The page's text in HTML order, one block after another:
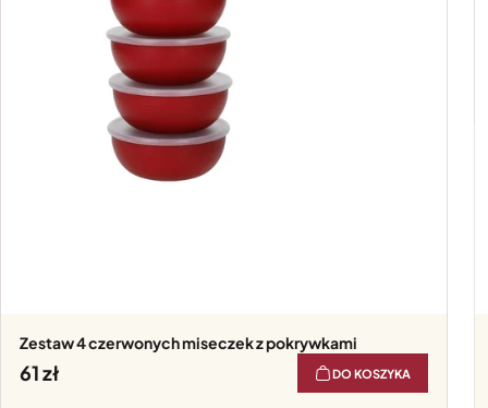
Zestaw 4 czerwonych miseczek z pokrywkami
61 DO KOSZYKA